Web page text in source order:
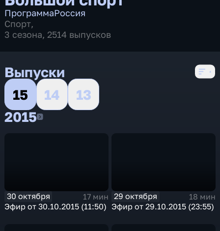
ПрограммаРоссия
Спорт,
3 сезона, 2514 выпусков
Выпуски
15
14
13
20152015
30 октября
17 мин
Эфир от 30.10.2015 (11:50)
29 октября
18 мин
Эфир от 29.10.2015 (23:55)